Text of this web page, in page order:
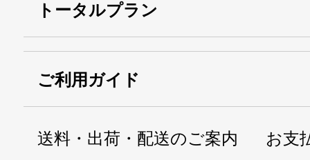
トータルプラン
ご利用ガイド
送料・出荷・配送のご案内
お支